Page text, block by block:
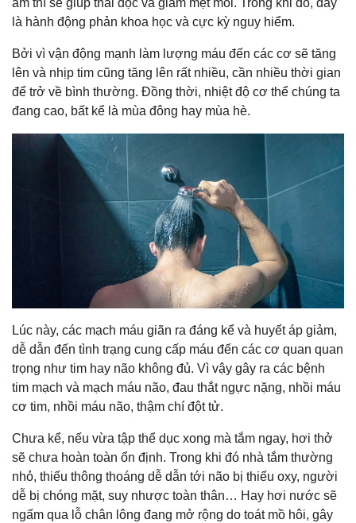
ấm thì sẽ giúp thải độc và giảm mệt mỏi. Trong khi đó, đây
là hành động phản khoa học và cực kỳ nguy hiểm.
Bởi vì vận động mạnh làm lượng máu đến các cơ sẽ tăng
lên và nhịp tim cũng tăng lên rất nhiều, cần nhiều thời gian
để trở về bình thường. Đồng thời, nhiệt độ cơ thể chúng ta
đang cao, bất kể là mùa đông hay mùa hè.
Lúc này, các mạch máu giãn ra đáng kể và huyết áp giảm,
dễ dẫn đến tình trạng cung cấp máu đến các cơ quan quan
trọng như tim hay não không đủ. Vì vậy gây ra các bệnh
tim mạch và mạch máu não, đau thắt ngực nặng, nhồi máu
cơ tim, nhồi máu não, thậm chí đột tử.
Chưa kể, nếu vừa tập thể dục xong mà tắm ngay, hơi thở
sẽ chưa hoàn toàn ổn định. Trong khi đó nhà tắm thường
nhỏ, thiếu thông thoáng dễ dẫn tới não bị thiếu oxy, người
dễ bị chóng mặt, suy nhược toàn thân… Hay hơi nước sẽ
ngấm qua lỗ chân lông đang mở rộng do toát mồ hôi, gây